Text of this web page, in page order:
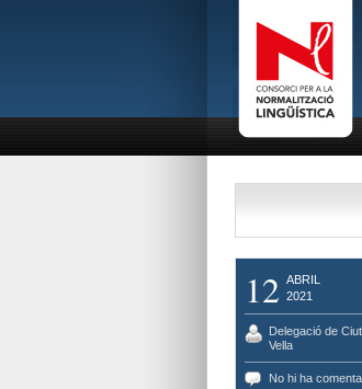
12 ABRIL
2021
Delegació de
Vella
No hi ha